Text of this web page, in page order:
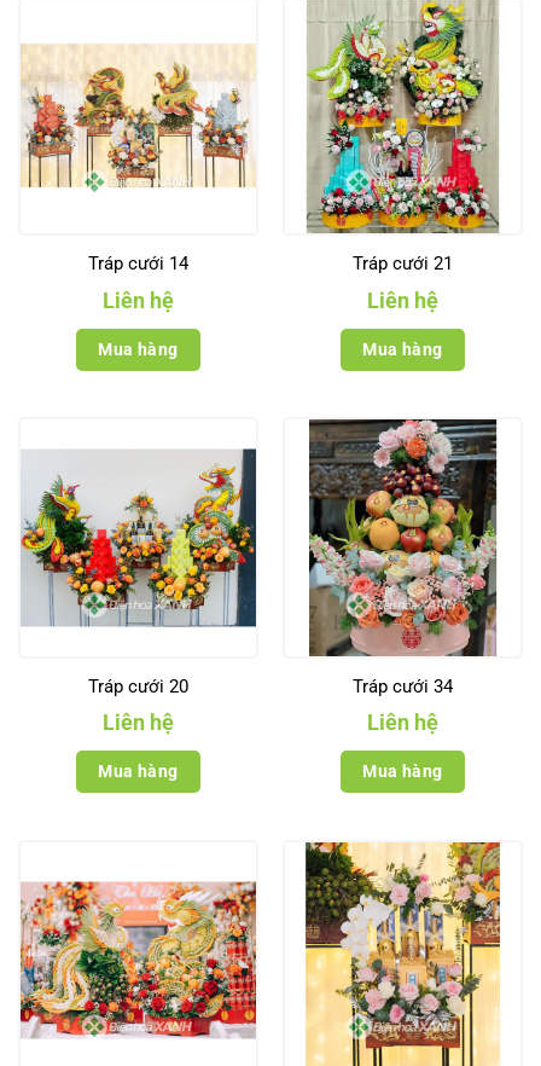
Tráp cưới 14
Liên hệ
Mua hàng
Tráp cưới 21
Liên hệ
Mua hàng
Tráp cưới 20
Liên hệ
Mua hàng
Tráp cưới 34
Liên hệ
Mua hàng